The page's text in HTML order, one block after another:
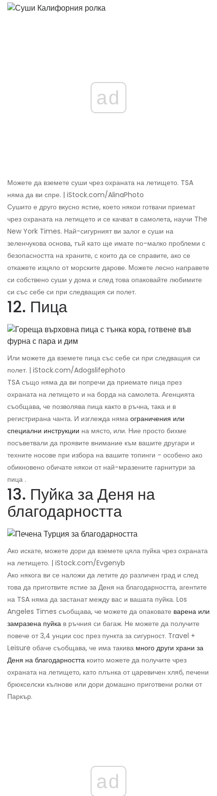
ad
Можете да вземете суши чрез охраната на летището. TSA
няма да ви спре. | iStock.com/AlinaPhoto
Сушито е друго вкусно ястие, което някои готвачи приемат
чрез охраната на летището и се качват в самолета, научи The
New York Times. Най-сигурният ви залог е суши на
зеленчукова основа, тъй като ще имате по-малко проблеми с
безопасността на храните, с които да се справите, ако се
откажете изцяло от морските дарове. Можете лесно направете
си собствено суши у дома и след това опаковайте любимите
си със себе си при следващия си полет.
12. Пица
Или можете да вземете пица със себе си при следващия си
полет. | iStock.com/Adogslifephoto
TSA също няма да ви попречи да приемате пица през
охраната на летището и на борда на самолета. Агенцията
съобщава, че позволява пица както в ръчна, така и в
регистрирана чанта. И изглежда няма ограничения или
специални инструкции на място, или. Ние просто бихме
посъветвали да проявите внимание към вашите другари и
техните носове при избора на вашите топинги - особено ако
обикновено обичате някои от най-мразените гарнитури за
пица .
13. Пуйка за Деня на
благодарността
Ако искате, можете дори да вземете цяла пуйка чрез охраната
на летището. | iStock.com/Evgenyb
Ако някога ви се наложи да летите до различен град и след
това да приготвите ястие за Деня на благодарността, агентите
на TSA няма да застанат между вас и вашата пуйка. Los
Angeles Times съобщава, че можете да опаковате варена или
замразена пуйка в ръчния си багаж. Не можете да получите
повече от 3,4 унции сос през пункта за сигурност. Travel +
Leisure обаче съобщава, че има такива много други храни за
Деня на благодарността които можете да получите чрез
охраната на летището, като плънка от царевичен хляб, печени
брюкселски кълнове или дори домашно приготвени ролки от
Паркър.
ad